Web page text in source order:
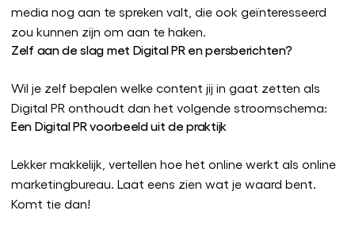
media nog aan te spreken valt, die ook geïnteresseerd
zou kunnen zijn om aan te haken.
Zelf aan de slag met Digital PR en persberichten?
Wil je zelf bepalen welke content jij in gaat zetten als
Digital PR onthoudt dan het volgende stroomschema:
Een Digital PR voorbeeld uit de praktijk
Lekker makkelijk, vertellen hoe het online werkt als online
marketingbureau. Laat eens zien wat je waard bent.
Komt tie dan!